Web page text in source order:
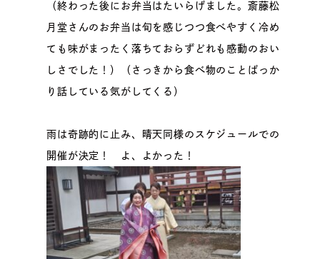
（終わった後にお弁当はたいらげました。斎藤松
月堂さんのお弁当は旬を感じつつ食べやすく冷め
ても味がまったく落ちておらずどれも感動のおい
しさでした！）（さっきから食べ物のことばっか
り話している気がしてくる）
雨は奇跡的に止み、晴天同様のスケジュールでの
開催が決定！ よ、よかった！